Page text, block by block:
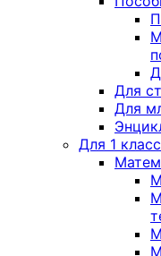
Для
Для
Для 1